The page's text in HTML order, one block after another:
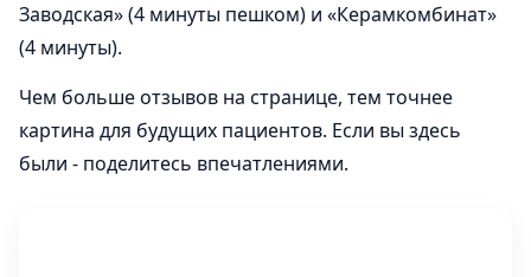
Заводская» (4 минуты пешком) и «Керамкомбинат»
(4 минуты).
Чем больше отзывов на странице, тем точнее
картина для будущих пациентов. Если вы здесь
были - поделитесь впечатлениями.